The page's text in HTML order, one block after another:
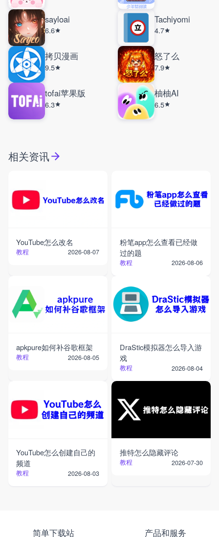
sayloai
6.6
Tachiyomi
4.7
拷贝漫画
9.5
怒了么
7.9
tofai苹果版
6.3
柚柚AI
6.5
相关资讯
YouTube怎么改名
教程 2026-08-07
粉笔app怎么查看已经做
过的题
教程 2026-08-06
apkpure如何补谷歌框架
教程 2026-08-05
DraStic模拟器怎么导入游
戏
教程 2026-08-04
YouTube怎么创建自己的
频道
教程 2026-08-03
推特怎么隐藏评论
教程 2026-07-30
简单下载站 产品和服务